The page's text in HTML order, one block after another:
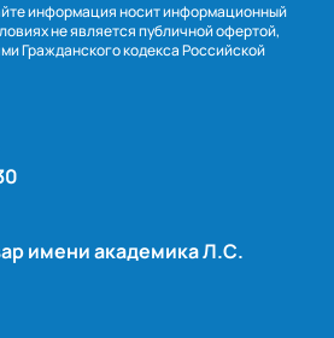
информация носит информационный
не является публичной офертой,
Гражданского кодекса Российской
имени академика Л.С.